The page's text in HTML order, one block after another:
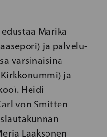
Marika
ja palvelu-
varsinaisina
ja
Heidi
von Smitten
Laaksonen